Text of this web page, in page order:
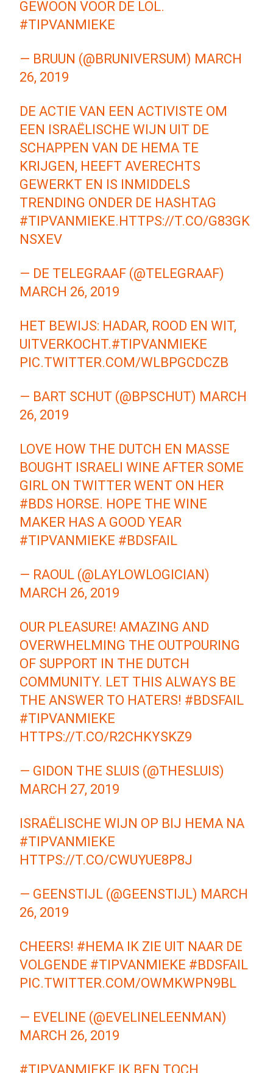
GEWOON VOOR DE LOL.
#TIPVANMIEKE
— BRUUN (@BRUNIVERSUM) MARCH
26, 2019
DE ACTIE VAN EEN ACTIVISTE OM
EEN ISRAËLISCHE WIJN UIT DE
SCHAPPEN VAN DE HEMA TE
KRIJGEN, HEEFT AVERECHTS
GEWERKT EN IS INMIDDELS
TRENDING ONDER DE HASHTAG
#TIPVANMIEKE.HTTPS://T.CO/G83GK
NSXEV
— DE TELEGRAAF (@TELEGRAAF)
MARCH 26, 2019
HET BEWIJS: HADAR, ROOD EN WIT,
UITVERKOCHT.#TIPVANMIEKE
PIC.TWITTER.COM/WLBPGCDCZB
— BART SCHUT (@BPSCHUT) MARCH
26, 2019
LOVE HOW THE DUTCH EN MASSE
BOUGHT ISRAELI WINE AFTER SOME
GIRL ON TWITTER WENT ON HER
#BDS HORSE. HOPE THE WINE
MAKER HAS A GOOD YEAR
#TIPVANMIEKE #BDSFAIL
— RAOUL (@LAYLOWLOGICIAN)
MARCH 26, 2019
OUR PLEASURE! AMAZING AND
OVERWHELMING THE OUTPOURING
OF SUPPORT IN THE DUTCH
COMMUNITY. LET THIS ALWAYS BE
THE ANSWER TO HATERS! #BDSFAIL
#TIPVANMIEKE
HTTPS://T.CO/R2CHKYSKZ9
— GIDON THE SLUIS (@THESLUIS)
MARCH 27, 2019
ISRAËLISCHE WIJN OP BIJ HEMA NA
#TIPVANMIEKE
HTTPS://T.CO/CWUYUE8P8J
— GEENSTIJL (@GEENSTIJL) MARCH
26, 2019
CHEERS! #HEMA IK ZIE UIT NAAR DE
VOLGENDE #TIPVANMIEKE #BDSFAIL
PIC.TWITTER.COM/OWMKWPN9BL
— EVELINE (@EVELINELEENMAN)
MARCH 26, 2019
#TIPVANMIEKE IK BEN TOCH